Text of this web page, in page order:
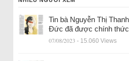
Tin bà Nguyễn Thị
Đức đã được chính
07/08/2023 - 15.060 Views